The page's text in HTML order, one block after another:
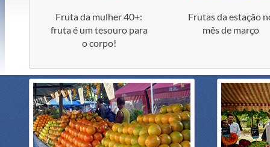
Fruta da mulher 40+:
fruta é um tesouro para
o corpo!
Frutas da estação
mês de março